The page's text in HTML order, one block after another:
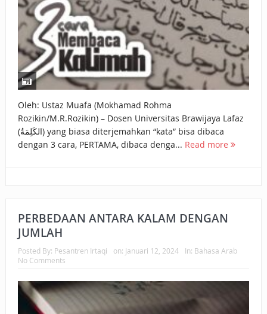
Oleh: Ustaz Muafa (Mokhamad Rohma
Rozikin/M.R.Rozikin) – Dosen Universitas Brawijaya Lafaz
(الكَلِمَةُ) yang biasa diterjemahkan “kata” bisa dibaca
dengan 3 cara, PERTAMA, dibaca denga... Read more
PERBEDAAN ANTARA KALAM DENGAN
JUMLAH
Posted By: Pesantren Irtaqi on: Januari 12, 2024 In: Bahasa Arab
No Comments